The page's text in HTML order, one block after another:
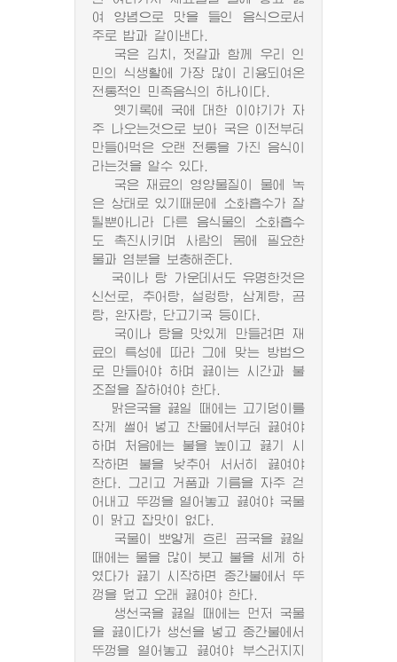
여 양념으로 맛을 들인 음식으로서
주로 밥과 같이낸다.
국은 김치, 젓갈과 함께 우리 인
민의 식생활에 가장 많이 리용되여온
전통적인 민족음식의 하나이다.
옛기록에 국에 대한 이야기가 자
주 나오는것으로 보아 국은 이전부터
만들어먹은 오랜 전통을 가진 음식이
라는것을 알수 있다.
국은 재료의 영양물질이 물에 녹
은 상태로 있기때문에 소화흡수가 잘
될뿐아니라 다른 음식물의 소화흡수
도 촉진시키며 사람의 몸에 필요한
물과 염분을 보충해준다.
국이나 탕 가운데서도 유명한것은
신선로, 추어탕, 설렁탕, 삼계탕, 곰
탕, 완자탕, 단고기국 등이다.
국이나 탕을 맛있게 만들려면 재
료의 특성에 따라 그에 맞는 방법으
로 만들어야 하며 끓이는 시간과 불
조절을 잘하여야 한다.
맑은국을 끓일 때에는 고기덩이를
작게 썰어 넣고 찬물에서부터 끓여야
하며 처음에는 불을 높이고 끓기 시
작하면 불을 낮추어 서서히 끓여야
한다. 그리고 거품과 기름을 자주 걷
어내고 뚜껑을 열어놓고 끓여야 국물
이 맑고 잡맛이 없다.
국물이 뽀얗게 흐린 곰국을 끓일
때에는 물을 많이 붓고 불을 세게 하
였다가 끓기 시작하면 중간불에서 뚜
껑을 덮고 오래 끓여야 한다.
생선국을 끓일 때에는 먼저 국물
을 끓이다가 생선을 넣고 중간불에서
뚜껑을 열어놓고 끓여야 부스러지지